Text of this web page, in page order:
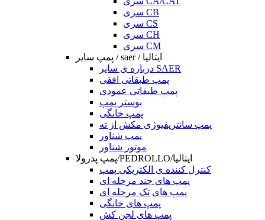
سری CB
سری CS
سری CH
سری CM
پمپ سایر / saer / ایتالیا
درباره ی سایر SAER
پمپ طبقاتی افقی
پمپ طبقاتی عمودی
بوستر پمپ
پمپ خانگی
پمپ سانتریفیوژی مکش از ته
پمپ شناور
موتور شناور
پمپ پدرولا/PEDROLLO/ایتالیا
کنترل کننده ی الکتریکی پمپ
پمپ های چند مرحله ای
پمپ های تک مرحله ای
پمپ های خانگی
پمپ های لجن کش